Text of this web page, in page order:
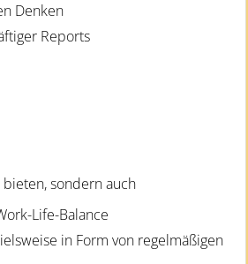
Denken
Reports
sondern auch
Life-Balance
in Form von regelmäßigen